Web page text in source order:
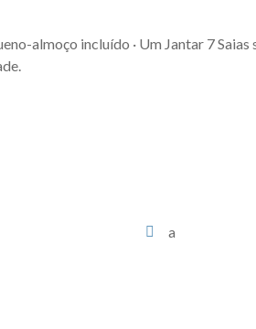
almoço incluído · Um Jantar 7
a